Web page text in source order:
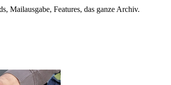
Mailausgabe, Features, das ganze Archiv.